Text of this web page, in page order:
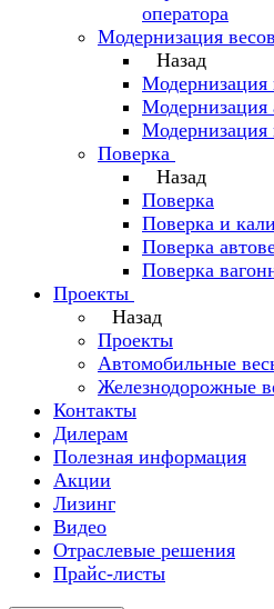
оператора
Модернизация весов
Назад
Модернизация
Модернизация
Модернизация
Поверка
Назад
Поверка
Поверка и
Поверка
Поверка
Проекты
Назад
Проекты
Автомобильные
Железнодорожные
Контакты
Дилерам
Полезная информация
Акции
Лизинг
Видео
Отраслевые решения
Прайс-листы